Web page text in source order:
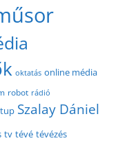
oktatás online média
robot rádió
Szalay Dániel
tv tévé tévézés